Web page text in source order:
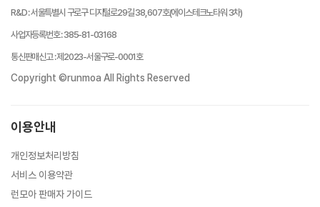
R&D:서울특별시 구로구 디지털로29길 38, 607호(에이스테크노타워 3차)
사업자등록번호:385-81-03168
통신판매신고:제2023-서울구로-0001호
Copyright ©runmoa All Rights Reserved
이용안내
개인정보처리방침
서비스 이용약관
런모아 판매자 가이드